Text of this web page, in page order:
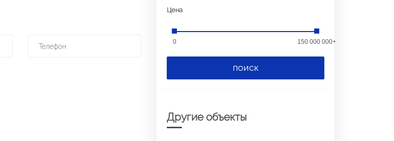
Цена
0 150 000 000+
ПОИСК
Другие объекты